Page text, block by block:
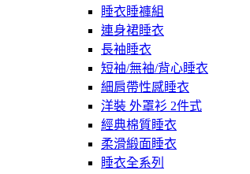
睡衣睡褲組
連身裙睡衣
長袖睡衣
短袖/無袖/背心睡衣
細肩帶性感睡衣
洋裝 外罩衫 2件式
經典棉質睡衣
柔滑緞面睡衣
睡衣全系列